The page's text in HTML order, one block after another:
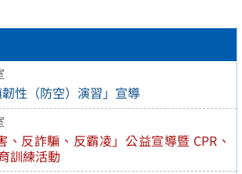
性（防空）演習」宣導
、反詐騙、反霸凌」公益宣導暨 CPR、
訓練活動